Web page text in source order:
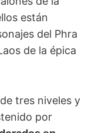
están
del Phra
de la épica
tres niveles y
por